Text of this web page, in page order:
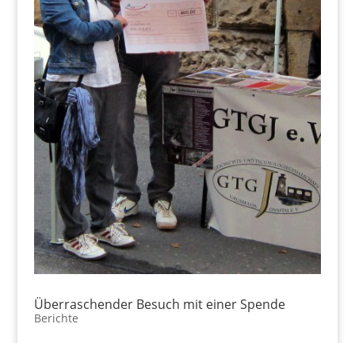
Überraschender Besuch mit einer Spende
Berichte